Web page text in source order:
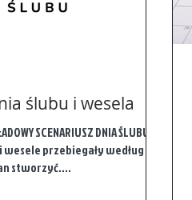
ślubu i wesela
SCENARIUSZ DNIA ŚLUBU I
i wesele przebiegały według
stworzyć....